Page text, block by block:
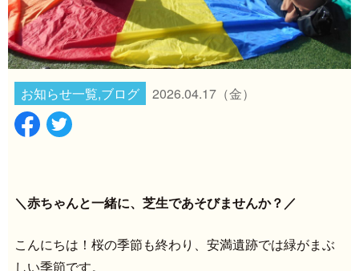
お知らせ一覧,ブログ 2026.04.17 （金）
＼赤ちゃんと一緒に、芝生であそびませんか？／
こんにちは！桜の季節も終わり、安満遺跡では緑がまぶ
しい季節です。